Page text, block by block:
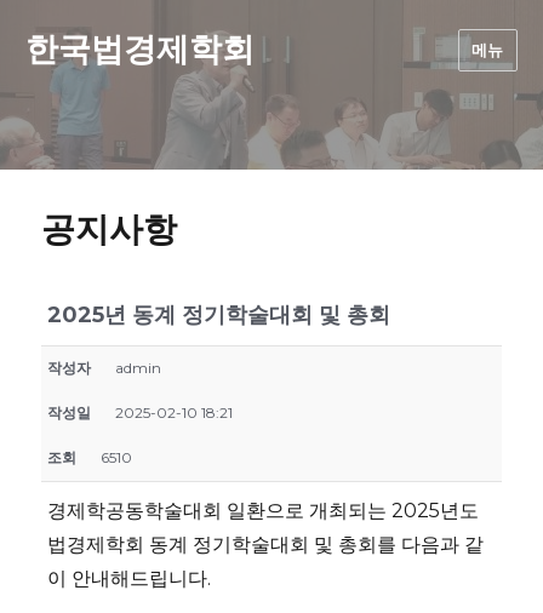
한국법경제학회 메뉴
공지사항
2025년 동계 정기학술대회 및 총회
작성자 admin
작성일 2025-02-10 18:21
조회 6510
경제학공동학술대회 일환으로 개최되는 2025년도
법경제학회 동계 정기학술대회 및 총회를 다음과 같
이 안내해드립니다.